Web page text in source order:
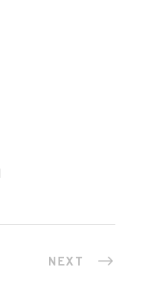
NEXT